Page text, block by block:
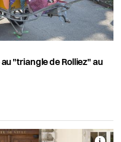
"triangle de Rolliez" au